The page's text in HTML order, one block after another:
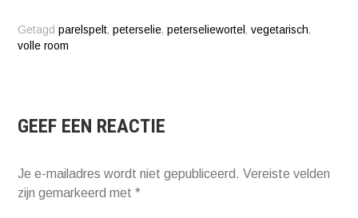
Getagdparelspelt,peterselie,peterseliewortel ,vegetarisch,
volle room
GEEF EEN REACTIE
Je e-mailadres wordt niet gepubliceerd. Vereiste velden
zijn gemarkeerd met*